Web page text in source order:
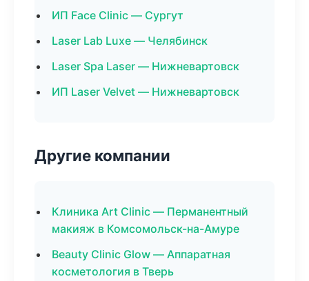
ИП Face Clinic — Сургут
Laser Lab Luxe — Челябинск
Laser Spa Laser — Нижневартовск
ИП Laser Velvet — Нижневартовск
Другие компании
Клиника Art Clinic — Перманентный
макияж в Комсомольск-на-Амуре
Beauty Clinic Glow — Аппаратная
косметология в Тверь